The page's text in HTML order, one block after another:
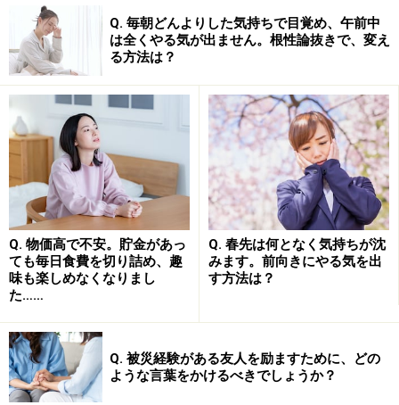
ます。しかし、それは氷山の一角にすぎません。氷山の
本質であり土台となる部分は海の中に存在しており、そ
の領域の方が圧倒的に大きく深いのです。
海上に見えている氷山の一角の中心が「自我」（エ
ゴ）であり、海の下にある部分も含めた氷山全体の中心
を「自己」（セルフ）
と捉えると、「自我実現」と「自
己実現」の違いが分かりやすくなると思います。
若い頃には皆、海上に見える氷山部分を高める「自我実
現」のために情熱を傾けます。しかし、中年期からはそ
れだけではどことなく物足りないと感じる人が増えてい
きます。手を変え品を変え、海上の氷山を様々な角度か
ら磨き上げても、若い頃に感じたような感動は得られ
ず、どこかで見たことがある世界を追体験しているだけ
のような気がしてくるのです。
Q. 毎朝どんよりした気持ちで目覚め、午前中
は全くやる気が出ません。根性論抜きで、変え
る方法は？
Q. 物価高で不安。貯金があっ
ても毎日食費を切り詰め、趣
味も楽しめなくなりまし
た……
Q. 春先は何となく気持ちが沈
みます。前向きにやる気を出
す方法は？
Q. 被災経験がある友人を励ますために、どの
ような言葉をかけるべきでしょうか？